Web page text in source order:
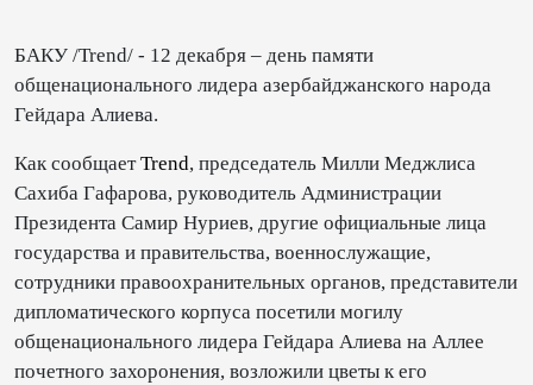
БАКУ /Trend/ - 12 декабря – день памяти
общенационального лидера азербайджанского народа
Гейдара Алиева.
Как сообщаетTrend, председатель Милли Меджлиса
Сахиба Гафарова, руководитель Администрации
Президента Самир Нуриев, другие официальные лица
государства и правительства, военнослужащие,
сотрудники правоохранительных органов, представители
дипломатического корпуса посетили могилу
общенационального лидера Гейдара Алиева на Аллее
почетного захоронения, возложили цветы к его